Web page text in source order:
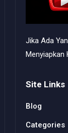
Jika Ada
Menyiapkan
Site Links
Blog
Categories